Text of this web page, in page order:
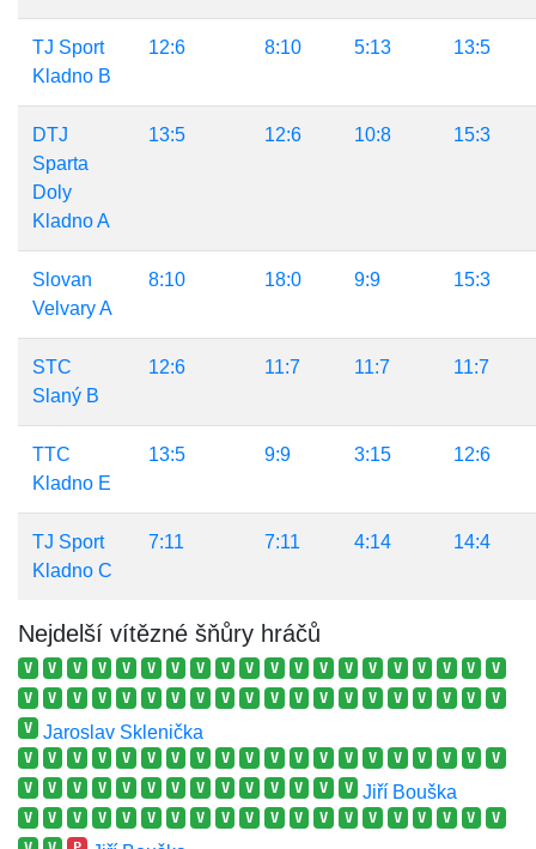
TJ Sport
Kladno B
12:6 8:10 5:13 13:5
DTJ
Sparta
Doly
Kladno A
13:5 12:6 10:8 15:3
Slovan
Velvary A
8:10 18:0 9:9 15:3
STC
Slaný B
12:6 11:7 11:7 11:7
TTC
Kladno E
13:5 9:9 3:15 12:6
TJ Sport
Kladno C
7:11 7:11 4:14 14:4
Nejdelší vítězné šňůry hráčů
V V V V V V V V V V V V V V V V V V V
V
V
V V V V V V V V V V V V V V V V V V
V
V
Jaroslav Sklenička
V V V V V V V V V V V V V V V V V V V
V
V
V V V V V V V V V V V V V Jiří Bouška
V V V V V V V V V V V V V V V V V V V
V